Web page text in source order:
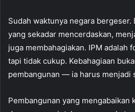
Sudah waktunya negara bergeser.
yang sekadar mencerdaskan,
juga membahagiakan. IPM adalah
tapi tidak cukup. Kebahagiaan
pembangunan — ia harus menjadi
Pembangunan yang mengabaikan